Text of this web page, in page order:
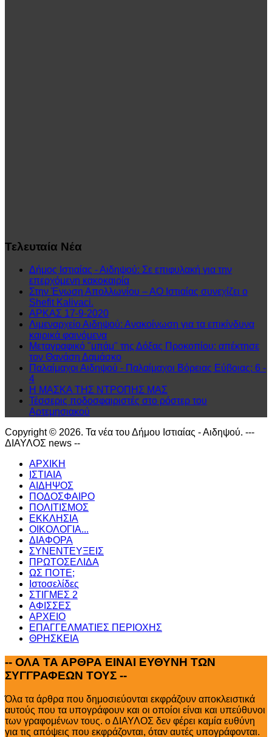
Τελευταία Νέα
Δήμος Ιστιαίας - Αιδηψού: Σε επιφυλακή για την
επερχόμενη κακοκαιρία
Στην Ένωση Απολλωνίου – ΑΟ Ιστιαίας συνεχίζει ο
Shefit Kalivaci.
ΑΡΚΑΣ 17-9-2020
Λιμεναρχείο Αιδηψού: Ανακοίνωση για τα επικίνδυνα
καιρικά φαινόμενα
Μεταγραφικό "μπάμ" της Δόξας Προκοπίου: απέκτησε
τον Θανάση Δαμάσκο
Παλαίμαχοι Αιδηψού - Παλαίμαχοι Βόρειας Εύβοιας: 6 -
4
Η ΜΑΣΚΑ ΤΗΣ ΝΤΡΟΠΗΣ ΜΑΣ
Τέσσερις ποδοσφαιριστές στο ρόστερ του
Αρτεμησιακού
Copyright © 2026. Τα νέα του Δήμου Ιστιαίας - Αιδηψού. ---
ΔΙΑΥΛΟΣ news --
ΑΡΧΙΚΗ
ΙΣΤΙΑΙΑ
ΑΙΔΗΨΟΣ
ΠΟΔΟΣΦΑΙΡΟ
ΠΟΛΙΤΙΣΜΟΣ
ΕΚΚΛΗΣΙΑ
ΟΙΚΟΛΟΓΙΑ...
ΔΙΑΦΟΡΑ
ΣΥΝΕΝΤΕΥΞΕΙΣ
ΠΡΩΤΟΣΕΛΙΔΑ
ΩΣ ΠΟΤΕ;
Ιστοσελίδες
ΣΤΙΓΜΕΣ 2
ΑΦΙΣΣΕΣ
ΑΡΧΕΙΟ
ΕΠΑΓΓΕΛΜΑΤΙΕΣ ΠΕΡΙΟΧΗΣ
ΘΡΗΣΚΕΙΑ
-- ΟΛΑ ΤΑ ΑΡΘΡΑ ΕΙΝΑΙ ΕΥΘΥΝΗ ΤΩΝ
ΣΥΓΓΡΑΦΕΩΝ ΤΟΥΣ --
Όλα τα άρθρα που δημοσιεύονται εκφράζουν αποκλειστικά
αυτούς που τα υπογράφουν και οι οποίοι είναι και υπεύθυνοι
των γραφομένων τους. ο ΔΙΑΥΛΟΣ δεν φέρει καμία ευθύνη
για τις απόψεις που εκφράζονται, όταν αυτές υπογράφονται.